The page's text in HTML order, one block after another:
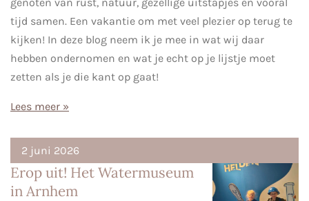
tijd samen. Een vakantie om met veel plezier op terug te
kijken! In deze blog neem ik je mee in wat wij daar
hebben ondernomen en wat je echt op je lijstje moet
zetten als je die kant op gaat!
Lees meer »
2 juni 2026
Erop uit! Het Watermuseum
in Arnhem